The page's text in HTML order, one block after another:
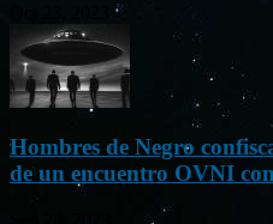
Hombres de Negro
de un encuentro OVNI
Sep 26, 2023